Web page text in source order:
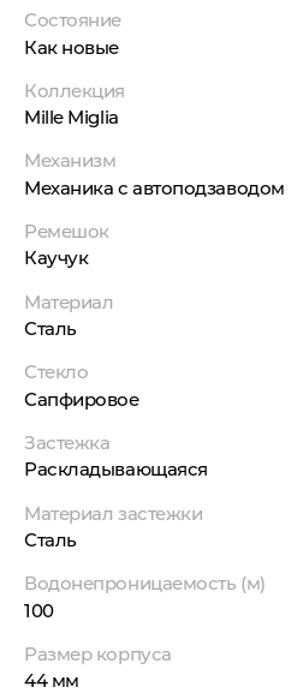
Состояние
Как новые
Коллекция
Mille Miglia
Механизм
Механика с автоподзаводом
Ремешок
Каучук
Материал
Сталь
Стекло
Сапфировое
Застежка
Раскладывающаяся
Материал застежки
Сталь
Водонепроницаемость (м)
100
Размер корпуса
44 мм